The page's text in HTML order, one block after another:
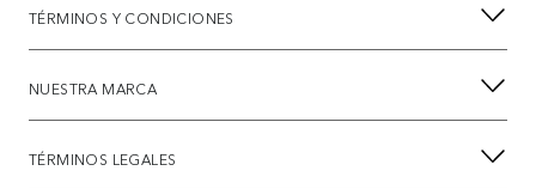
TÉRMINOS Y CONDICIONES
NUESTRA MARCA
TÉRMINOS LEGALES